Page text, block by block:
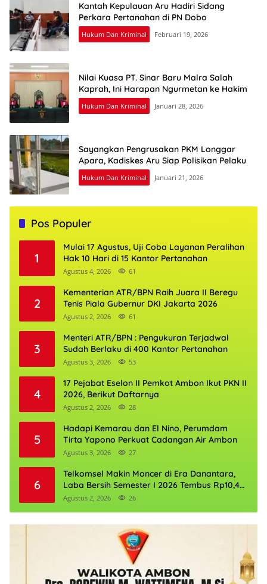
Kantah Kepulauan Aru Hadiri Sidang
Perkara Pertanahan di PN Dobo
Hukum Dan Kriminal Februari 19, 2026
Nilai Kuasa PT. Sinar Baru Malra Salah
Kaprah, Ini Harapan Ngurmetan ke Hakim
Hukum Dan Kriminal Januari 28, 2026
Sayangkan Pengrusakan PKM Longgar
Apara, Kadiskes Aru Siap Polisikan Pelaku
Hukum Dan Kriminal Januari 21, 2026
Pos Populer
1
Mulai 17 Agustus, Uji Coba Layanan Peralihan
Hak 10 Hari di 15 Kantor Pertanahan
Agustus 4, 2026 61
2
Kementerian ATR/BPN Raih Juara II Beregu
Tenis Piala Gubernur DKI Jakarta 2026
Agustus 2, 2026 61
3
Menteri ATR/BPN : Pengukuran Terjadwal
Sudah Berlaku di 400 Kantor Pertanahan
Agustus 3, 2026 53
4
17 Pejabat Eselon II Pemkot Ambon Ikut PKN II
2026, Berikut Daftarnya
Agustus 2, 2026 28
5
Hadapi Kemarau dan El Nino, Perumdam
Tirta Yapono Perkuat Cadangan Air Ambon
Agustus 3, 2026 27
6
Telkomsel Makin Moncer di Era Danantara,
Laba Bersih Semester I 2026 Tembus Rp10,4
Triliun
Agustus 2, 2026 26